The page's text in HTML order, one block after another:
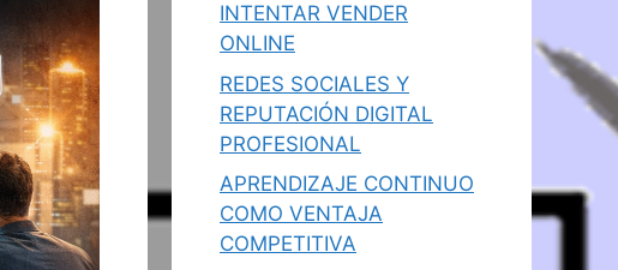
INTENTAR VENDER
ONLINE
REDES SOCIALES Y
REPUTACIÓN DIGITAL
PROFESIONAL
APRENDIZAJE CONTINUO
COMO VENTAJA
COMPETITIVA